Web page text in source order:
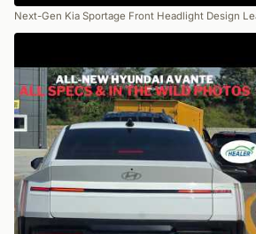
Next-Gen Kia Sportage Front Headlight Design